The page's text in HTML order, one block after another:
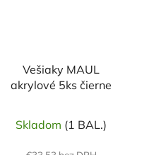
Vešiaky MAUL
akrylové 5ks čierne
Skladom (1 BAL.)